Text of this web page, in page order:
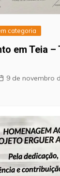
categoria
em Teia –
9 de novembro